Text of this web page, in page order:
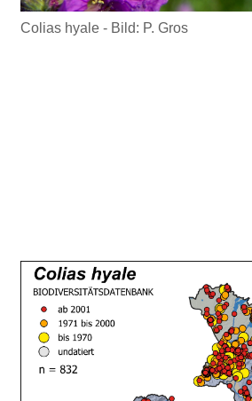
Colias hyale - Bild: P. Gros